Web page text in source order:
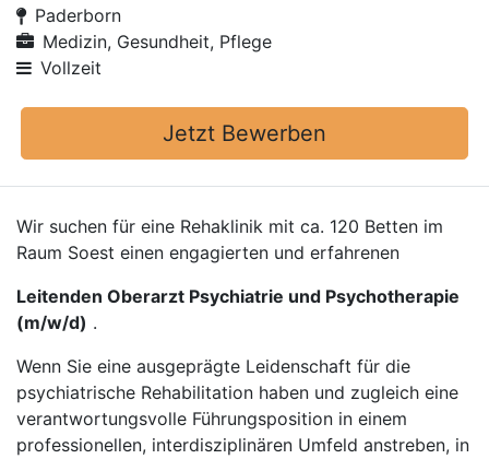
Paderborn
Medizin, Gesundheit, Pflege
Vollzeit
Jetzt Bewerben
Wir suchen für eine Rehaklinik mit ca. 120 Betten im
Raum Soest einen engagierten und erfahrenen
Leitenden Oberarzt Psychiatrie und Psychotherapie
(m/w/d) .
Wenn Sie eine ausgeprägte Leidenschaft für die
psychiatrische Rehabilitation haben und zugleich eine
verantwortungsvolle Führungsposition in einem
professionellen, interdisziplinären Umfeld anstreben, in